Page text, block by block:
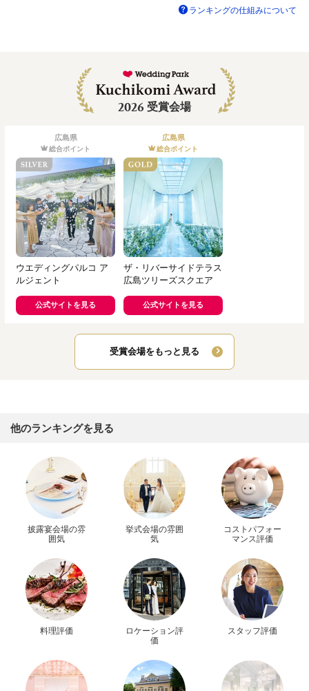
ランキングの仕組みについて
2026 受賞会場
広島県
総合ポイント
ウエディングパルコ ア
ルジェント
公式サイトを見る
広島県
総合ポイント
ザ・リバーサイドテラス
広島ツリーズスクエア
公式サイトを見る
受賞会場をもっと見る
他のランキングを見る
披露宴会場の雰
囲気
挙式会場の雰囲
気
コストパフォー
マンス評価
料理評価
ロケーション評
価
スタッフ評価